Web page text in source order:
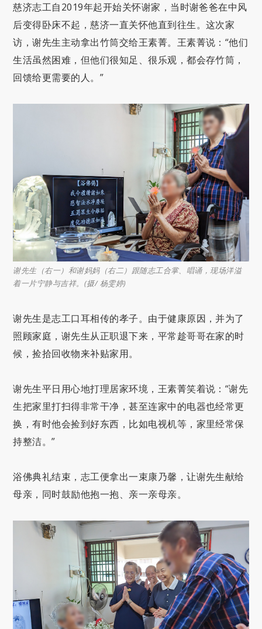
慈济志工自2019年起开始关怀谢家，当时谢爸爸在中风
后变得卧床不起，慈济一直关怀他直到往生。这次家
访，谢先生主动拿出竹筒交给王素菁。王素菁说：“他们
生活虽然困难，但他们很知足、很乐观，都会存竹筒，
回馈给更需要的人。”
谢先生（右一）和谢妈妈（右二）跟随志工合掌、唱诵，现场洋溢
着一片宁静与吉祥。(摄/ 杨雯婷)
谢先生是志工口耳相传的孝子。由于健康原因，并为了
照顾家庭，谢先生从正职退下来，平常趁哥哥在家的时
候，捡拾回收物来补贴家用。
谢先生平日用心地打理居家环境，王素菁笑着说：“谢先
生把家里打扫得非常干净，甚至连家中的电器也经常更
换，有时他会捡到好东西，比如电视机等，家里经常保
持整洁。”
浴佛典礼结束，志工便拿出一束康乃馨，让谢先生献给
母亲，同时鼓励他抱一抱、亲一亲母亲。